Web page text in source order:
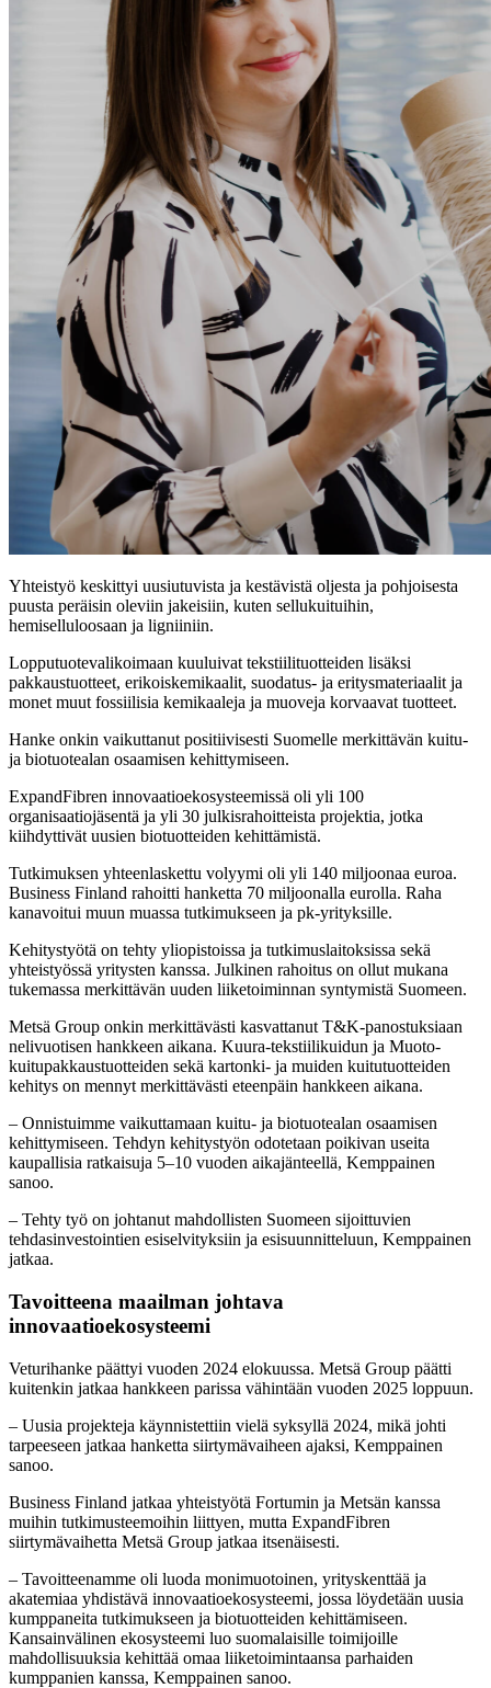
Yhteistyö keskittyi uusiutuvista ja kestävistä oljesta ja pohjoisesta
puusta peräisin oleviin jakeisiin, kuten sellukuituihin,
hemiselluloosaan ja ligniiniin.
Lopputuotevalikoimaan kuuluivat tekstiilituotteiden lisäksi
pakkaustuotteet, erikoiskemikaalit, suodatus- ja eritysmateriaalit ja
monet muut fossiilisia kemikaaleja ja muoveja korvaavat tuotteet.
Hanke onkin vaikuttanut positiivisesti Suomelle merkittävän kuitu-
ja biotuotealan osaamisen kehittymiseen.
ExpandFibren innovaatioekosysteemissä oli yli 100
organisaatiojäsentä ja yli 30 julkisrahoitteista projektia, jotka
kiihdyttivät uusien biotuotteiden kehittämistä.
Tutkimuksen yhteenlaskettu volyymi oli yli 140 miljoonaa euroa.
Business Finland rahoitti hanketta 70 miljoonalla eurolla. Raha
kanavoitui muun muassa tutkimukseen ja pk-yrityksille.
Kehitystyötä on tehty yliopistoissa ja tutkimuslaitoksissa sekä
yhteistyössä yritysten kanssa. Julkinen rahoitus on ollut mukana
tukemassa merkittävän uuden liiketoiminnan syntymistä Suomeen.
Metsä Group onkin merkittävästi kasvattanut T&K-panostuksiaan
nelivuotisen hankkeen aikana. Kuura-tekstiilikuidun ja Muoto-
kuitupakkaustuotteiden sekä kartonki- ja muiden kuitutuotteiden
kehitys on mennyt merkittävästi eteenpäin hankkeen aikana.
– Onnistuimme vaikuttamaan kuitu- ja biotuotealan osaamisen
kehittymiseen. Tehdyn kehitystyön odotetaan poikivan useita
kaupallisia ratkaisuja 5–10 vuoden aikajänteellä, Kemppainen
sanoo.
– Tehty työ on johtanut mahdollisten Suomeen sijoittuvien
tehdasinvestointien esiselvityksiin ja esisuunnitteluun, Kemppainen
jatkaa.
Tavoitteena maailman johtava
innovaatioekosysteemi
Veturihanke päättyi vuoden 2024 elokuussa. Metsä Group päätti
kuitenkin jatkaa hankkeen parissa vähintään vuoden 2025 loppuun.
– Uusia projekteja käynnistettiin vielä syksyllä 2024, mikä johti
tarpeeseen jatkaa hanketta siirtymävaiheen ajaksi, Kemppainen
sanoo.
Business Finland jatkaa yhteistyötä Fortumin ja Metsän kanssa
muihin tutkimusteemoihin liittyen, mutta ExpandFibren
siirtymävaihetta Metsä Group jatkaa itsenäisesti.
– Tavoitteenamme oli luoda monimuotoinen, yrityskenttää ja
akatemiaa yhdistävä innovaatioekosysteemi, jossa löydetään uusia
kumppaneita tutkimukseen ja biotuotteiden kehittämiseen.
Kansainvälinen ekosysteemi luo suomalaisille toimijoille
mahdollisuuksia kehittää omaa liiketoimintaansa parhaiden
kumppanien kanssa, Kemppainen sanoo.